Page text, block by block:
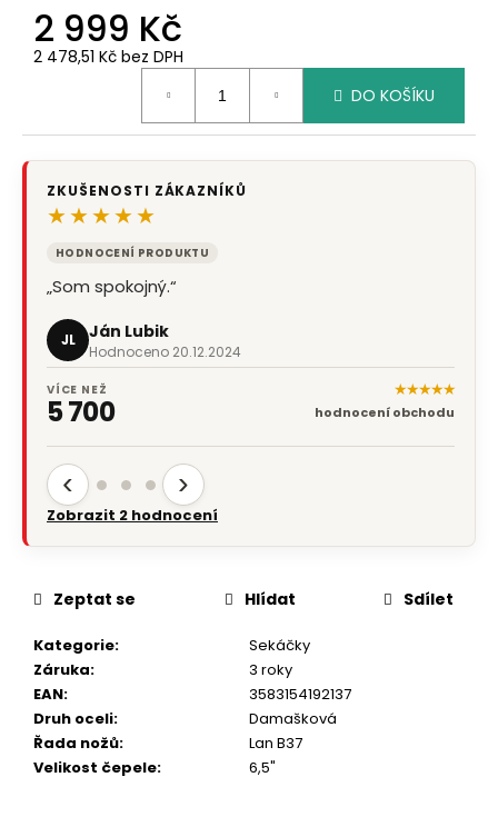
2 999 Kč
2 478,51 Kč bez DPH
DO KOŠÍKU
ZKUŠENOSTI ZÁKAZNÍKŮ
★★★★★
HODNOCENÍ PRODUKTU
„Som spokojný.“
JL Ján Lubik
Hodnoceno 20.12.2024
VÍCE NEŽ
5 700
★★★★★
hodnocení obchodu
‹ ›
Zobrazit 2 hodnocení
Kategorie:
Sekáčky
Záruka:
3 roky
EAN:
3583154192137
Druh oceli:
Damašková
Řada nožů:
Lan B37
Velikost čepele: 6,5"
Zeptat se Hlídat Sdílet